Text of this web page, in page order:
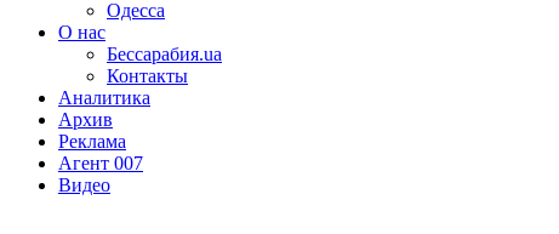
Одесса
О нас
Бессарабия.ua
Контакты
Аналитика
Архив
Реклама
Агент 007
Видео